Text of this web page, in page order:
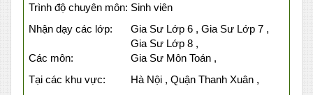
Trình độ chuyên môn: Sinh viên
Nhận dạy các lớp:
Gia Sư Lớp 6 , Gia Sư Lớp 7 ,
Gia Sư Lớp 8 ,
Các môn:
Gia Sư Môn Toán ,
Tại các khu vực:
Hà Nội , Quận Thanh Xuân ,